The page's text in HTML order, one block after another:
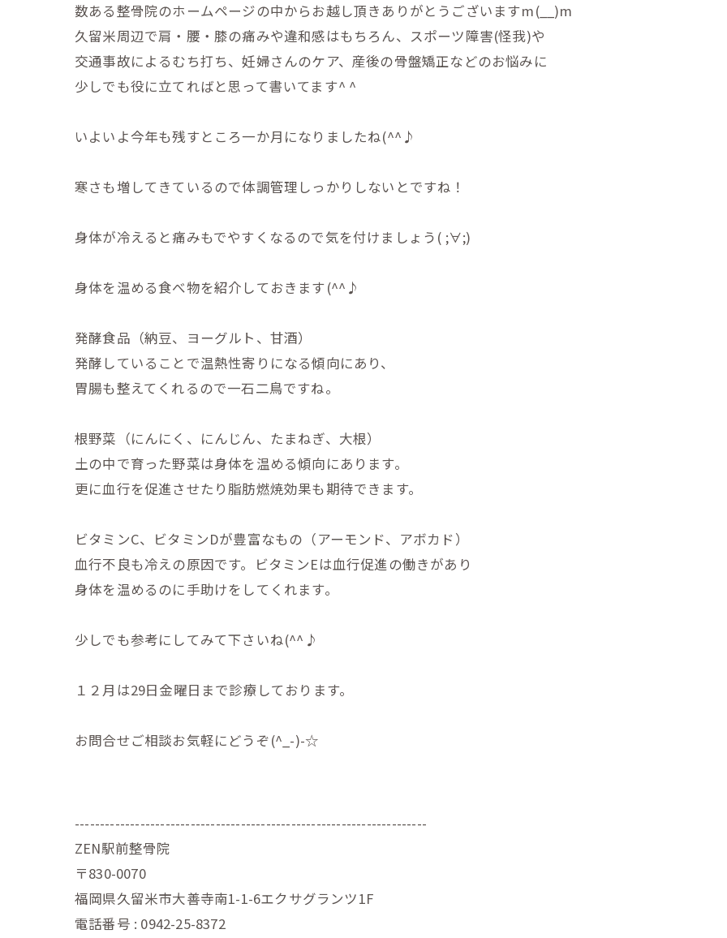
数ある整骨院のホームページの中からお越し頂きありがとうござい ますm(__)m
久留米周辺で肩・腰・膝の痛みや違和感はもちろん、スポーツ障害(怪我)や
交通事故によるむち打ち、妊婦さんのケア、 産後の骨盤矯正などのお悩みに
少しでも役に立てればと思って書いてます^ ^
いよいよ今年も残すところ一か月になりましたね(^^♪
寒さも増してきているので体調管理しっかりしないとですね！
身体が冷えると痛みもでやすくなるので気を付けましょう( ;∀;)
身体を温める食べ物を紹介しておきます(^^♪
発酵食品（納豆、ヨーグルト、甘酒）
発酵していることで温熱性寄りになる傾向にあり、
胃腸も整えてくれるので一石二鳥ですね。
根野菜（にんにく、にんじん、たまねぎ、大根）
土の中で育った野菜は身体を温める傾向にあります。
更に血行を促進させたり脂肪燃焼効果も期待できます。
ビタミンC、ビタミンDが豊富なもの（アーモンド、アボカド）
血行不良も冷えの原因です。ビタミンEは血行促進の働きがあり
身体を温めるのに手助けをしてくれます。
少しでも参考にしてみて下さいね(^^♪
１２月は29日金曜日まで診療しております。
お問合せご相談お気軽にどうぞ(^_-)-☆
----------------------------------------------------------------------
ZEN駅前整骨院
〒830-0070
福岡県久留米市大善寺南1-1-6エクサグランツ1F
電話番号 : 0942-25-8372